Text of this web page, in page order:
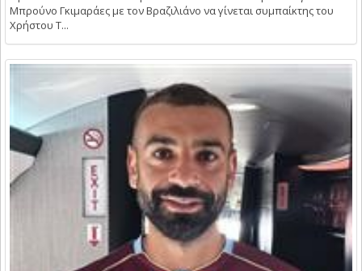
Μπρούνο Γκιμαράες με τον Βραζιλιάνο να γίνεται συμπαίκτης του
Χρήστου Τ...